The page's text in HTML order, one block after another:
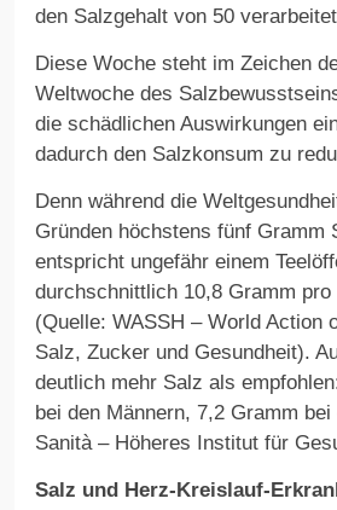
den Salzgehalt von 50
Diese Woche steht im Zeichen
Weltwoche des
die schädlichen Auswirkungen
dadurch den Salzkonsum zu
Denn während die
Gründen höchstens fünf Gramm
entspricht ungefähr einem
durchschnittlich 10,8 Gramm
(Quelle: WASSH – World Action
Salz, Zucker und Gesundheit).
deutlich mehr Salz als
bei den Männern, 7,2 Gramm
Sanità – Höheres Institut für
Salz und Herz-Kreislauf-